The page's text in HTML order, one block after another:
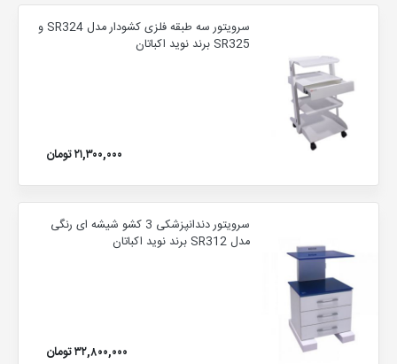
سرویتور سه طبقه فلزی کشودار مدل SR324 و
SR325 برند نوید اکباتان
۲۱,۳۰۰,۰۰۰ تومان
سرویتور دندانپزشکی 3 کشو شیشه ای رنگی
مدل SR312 برند نوید اکباتان
۳۲,۸۰۰,۰۰۰ تومان